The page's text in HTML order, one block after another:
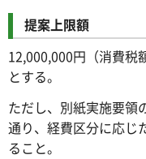
提案上限額
12,000,000円（消費税
とする。
ただし、別紙実施要領
通り、経費区分に応じ
ること。